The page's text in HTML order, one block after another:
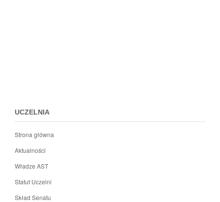
UCZELNIA
Strona główna
Aktualności
Władze AST
Statut Uczelni
Skład Senatu